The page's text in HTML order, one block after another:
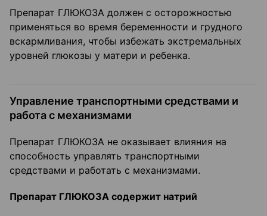
Препарат ГЛЮКОЗА должен с осторожностью
применяться во время беременности и грудного
вскармливания, чтобы избежать экстремальных
уровней глюкозы у матери и ребенка.
Управление транспортными средствами и
работа с механизмами
Препарат ГЛЮКОЗА не оказывает влияния на
способность управлять транспортными
средствами и работать с механизмами.
Препарат ГЛЮКОЗА содержит натрий